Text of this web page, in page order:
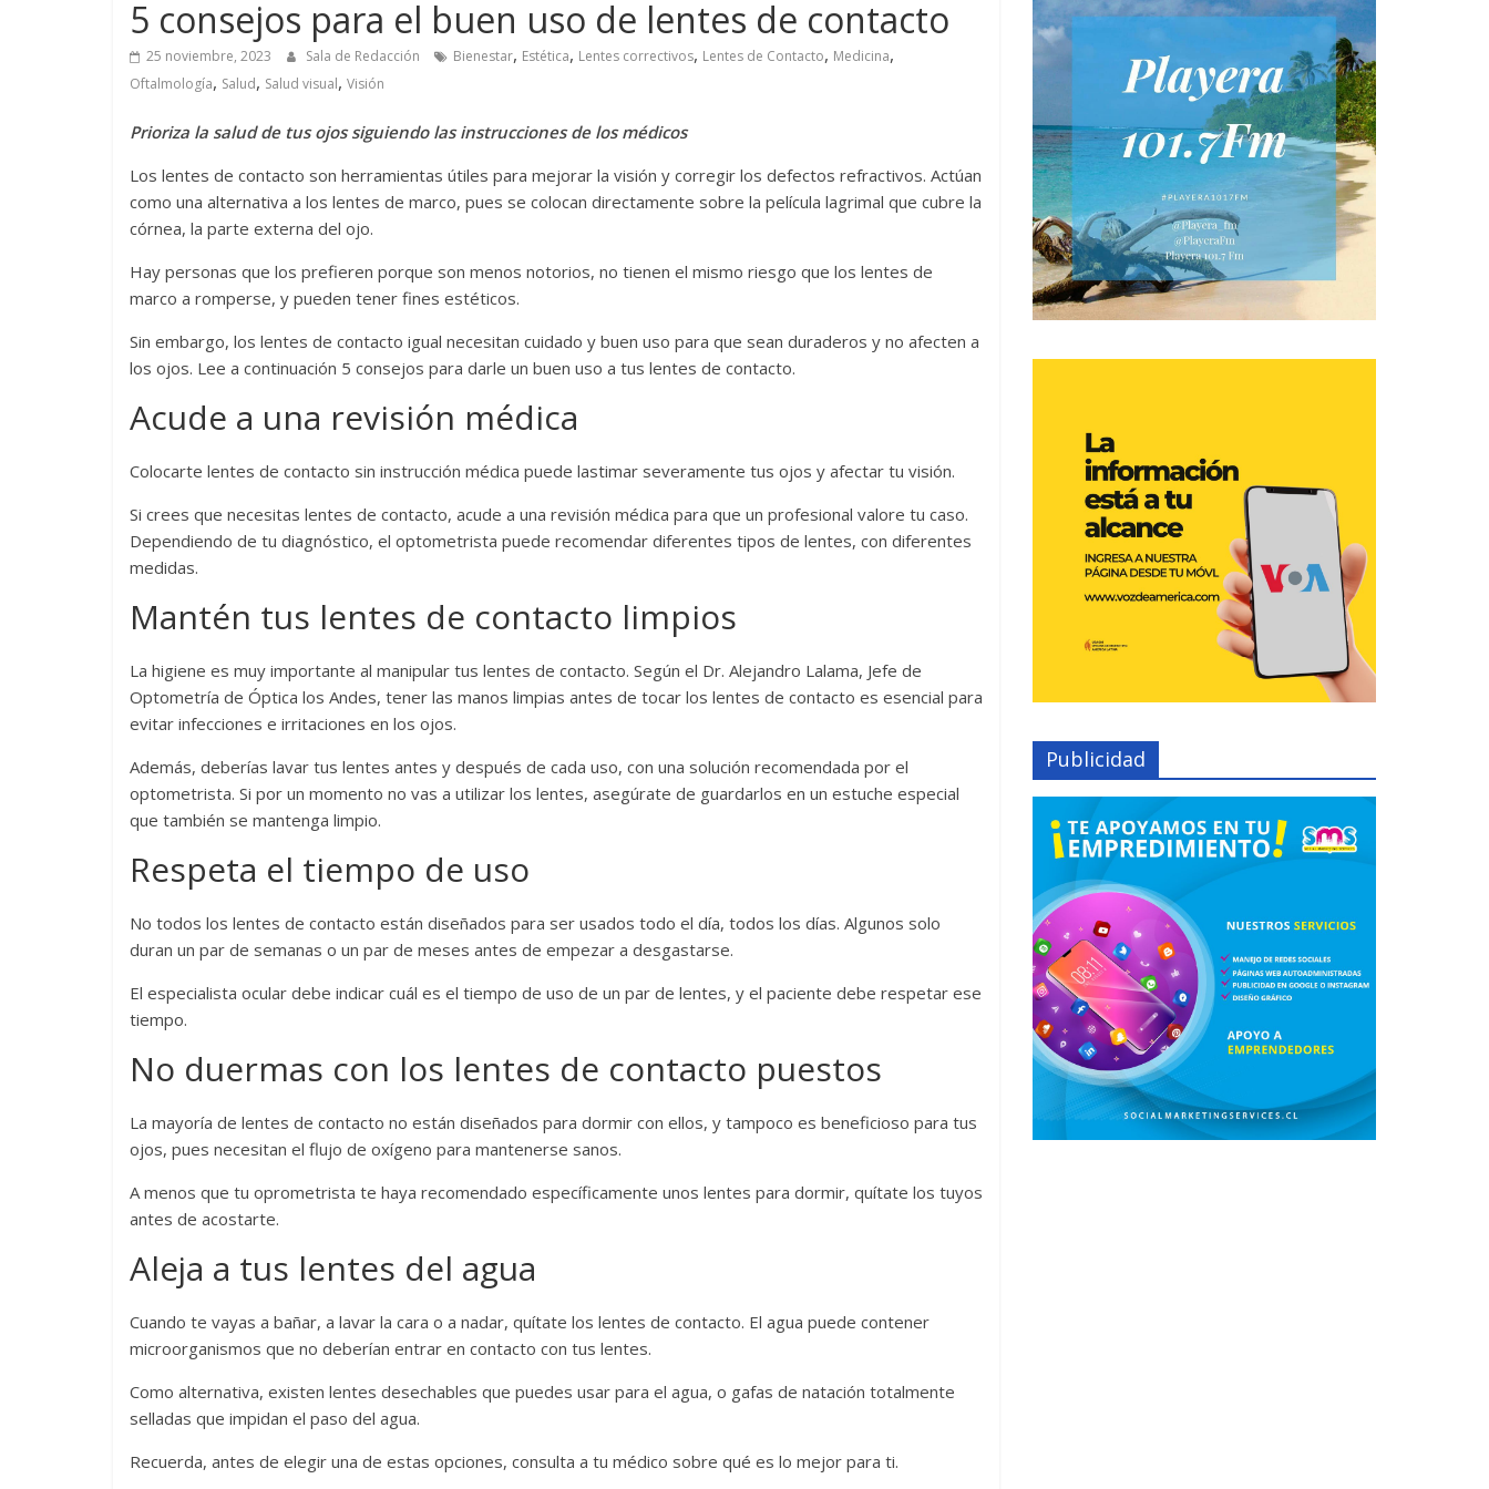
5 consejos para el buen uso de lentes de contacto
25 noviembre, 2023 Sala de Redacción Bienestar, Estética, Lentes correctivos, Lentes de Contacto, Medicina,
Oftalmología, Salud, Salud visual, Visión
Prioriza la salud de tus ojos siguiendo las instrucciones de los médicos
Los lentes de contacto son herramientas útiles para mejorar la visión y corregir los defectos refractivos. Actúan
como una alternativa a los lentes de marco, pues se colocan directamente sobre la película lagrimal que cubre la
córnea, la parte externa del ojo.
Hay personas que los prefieren porque son menos notorios, no tienen el mismo riesgo que los lentes de
marco a romperse, y pueden tener fines estéticos.
Sin embargo, los lentes de contacto igual necesitan cuidado y buen uso para que sean duraderos y no afecten a
los ojos. Lee a continuación 5 consejos para darle un buen uso a tus lentes de contacto.
Acude a una revisión médica
Colocarte lentes de contacto sin instrucción médica puede lastimar severamente tus ojos y afectar tu visión.
Si crees que necesitas lentes de contacto, acude a una revisión médica para que un profesional valore tu caso.
Dependiendo de tu diagnóstico, el optometrista puede recomendar diferentes tipos de lentes, con diferentes
medidas.
Mantén tus lentes de contacto limpios
La higiene es muy importante al manipular tus lentes de contacto. Según el Dr. Alejandro Lalama, Jefe de
Optometría de Óptica los Andes, tener las manos limpias antes de tocar los lentes de contacto es esencial para
evitar infecciones e irritaciones en los ojos.
Además, deberías lavar tus lentes antes y después de cada uso, con una solución recomendada por el
optometrista. Si por un momento no vas a utilizar los lentes, asegúrate de guardarlos en un estuche especial
que también se mantenga limpio.
Respeta el tiempo de uso
No todos los lentes de contacto están diseñados para ser usados todo el día, todos los días. Algunos solo
duran un par de semanas o un par de meses antes de empezar a desgastarse.
El especialista ocular debe indicar cuál es el tiempo de uso de un par de lentes, y el paciente debe respetar ese
tiempo.
No duermas con los lentes de contacto puestos
La mayoría de lentes de contacto no están diseñados para dormir con ellos, y tampoco es beneficioso para tus
ojos, pues necesitan el flujo de oxígeno para mantenerse sanos.
A menos que tu oprometrista te haya recomendado específicamente unos lentes para dormir, quítate los tuyos
antes de acostarte.
Aleja a tus lentes del agua
Cuando te vayas a bañar, a lavar la cara o a nadar, quítate los lentes de contacto. El agua puede contener
microorganismos que no deberían entrar en contacto con tus lentes.
Como alternativa, existen lentes desechables que puedes usar para el agua, o gafas de natación totalmente
selladas que impidan el paso del agua.
Recuerda, antes de elegir una de estas opciones, consulta a tu médico sobre qué es lo mejor para ti.
Publicidad